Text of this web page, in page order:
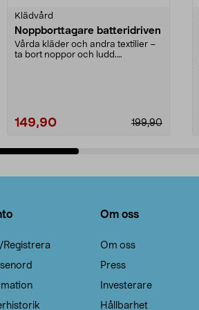
Klädvård
Noppborttagare batteridriven
Vårda kläder och andra textilier –
ta bort noppor och ludd.
199,90
149,90
Registrera
Om oss
Om oss
Press
Investerare
Hållbarhet